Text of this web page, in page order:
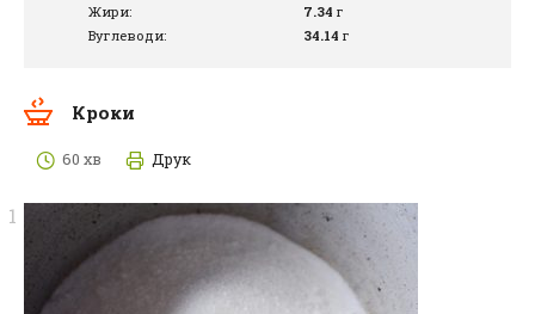
Жири:
7.34 г
Вуглеводи:
34.14 г
Кроки
60 хв Друк